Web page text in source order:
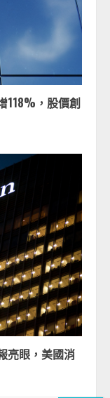
118%，股價創
亮眼，美國消